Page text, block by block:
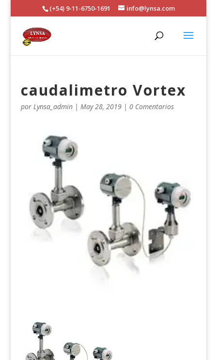
(+54) 9-11-6750-1691 info@lynsa.com
caudalimetro Vortex
por Lynsa_admin| May 28, 2019| 0 Comentarios